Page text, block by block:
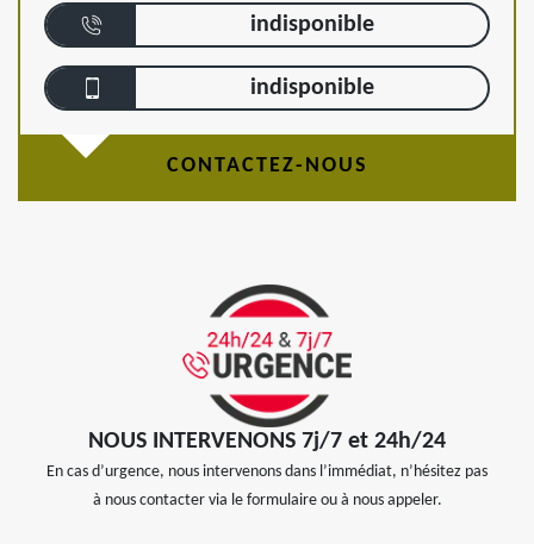
indisponible
indisponible
CONTACTEZ-NOUS
NOUS INTERVENONS 7j/7 et 24h/24
En cas d’urgence, nous intervenons dans l’immédiat, n’hésitez pas
à nous contacter via le formulaire ou à nous appeler.